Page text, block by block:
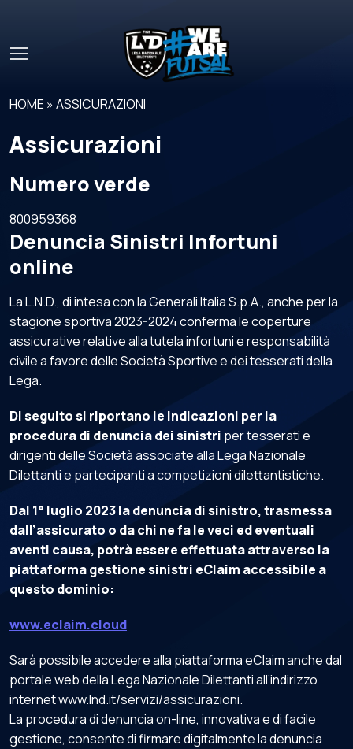
HOME »ASSICURAZIONI
Assicurazioni
Numero verde
800959368
Denuncia Sinistri Infortuni
online
La L.N.D., di intesa con la Generali Italia S.p.A., anche per la
stagione sportiva 2023-2024 conferma le coperture
assicurative relative alla tutela infortuni e responsabilità
civile a favore delle Società Sportive e dei tesserati della
Lega.
Di seguito si riportano le indicazioni per la
procedura di denuncia dei sinistri per tesserati e
dirigenti delle Società associate alla Lega Nazionale
Dilettanti e partecipanti a competizioni dilettantistiche.
Dal 1° luglio 2023 la denuncia di sinistro, trasmessa
dall’assicurato o da chi ne fa le veci ed eventuali
aventi causa, potrà essere effettuata attraverso la
piattaforma gestione sinistri eClaim accessibile a
questo dominio:
www.eclaim.cloud
Sarà possibile accedere alla piattaforma eClaim anche dal
portale web della Lega Nazionale Dilettanti all’indirizzo
internet www.lnd.it/servizi/assicurazioni.
La procedura di denuncia on-line, innovativa e di facile
gestione, consente di firmare digitalmente la denuncia